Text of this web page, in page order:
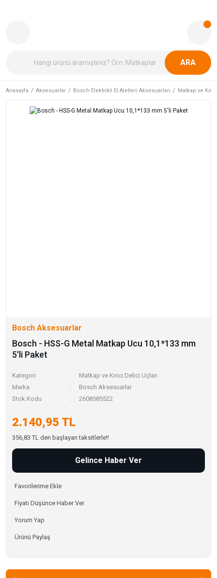
ARA
Anasayfa Aksesuarlar Bosch Elektrikli El Aletleri Aksesuarları Matkap ve
Bosch Aksesuarlar
Bosch - HSS-G Metal Matkap Ucu 10,1*133 mm
5'li Paket
Kategori
Matkap ve Kırıcı Delici Uçları
Marka
Bosch Aksesuarlar
Stok Kodu
2608585522
2.140,95 TL
356,83 TL den başlayan taksitlerle!!
Gelince Haber Ver
Fiyatı Düşünce Haber Ver
Yorum Yap
Ürünü Paylaş